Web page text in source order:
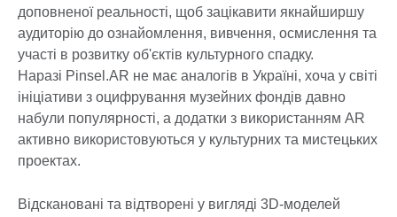
доповненої реальності, щоб зацікавити якнайширшу
аудиторію до ознайомлення, вивчення, осмислення та
участі в розвитку об'єктів культурного спадку.
Наразі Pinsel.AR не має аналогів в Україні, хоча у світі
ініціативи з оцифрування музейних фондів давно
набули популярності, а додатки з використанням AR
активно використовуються у культурних та мистецьких
проектах.
Відскановані та відтворені у вигляді 3D-моделей